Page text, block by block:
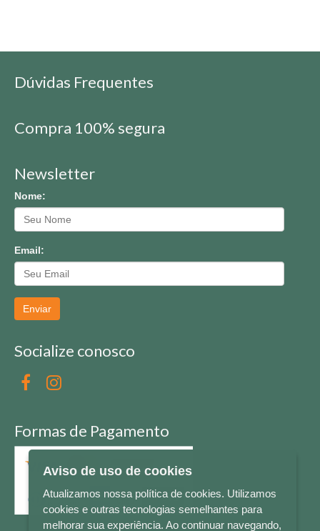
Dúvidas Frequentes
Compra 100% segura
Newsletter
Nome:
Email:
Enviar
Socialize conosco
Formas de Pagamento
Aviso de uso de cookies
Atualizamos nossa política de cookies. Utilizamos
cookies e outras tecnologias semelhantes para
melhorar sua experiência. Ao continuar navegando,